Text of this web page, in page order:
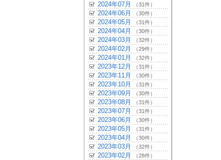
2024年07月 （31件）
2024年06月 （30件）
2024年05月 （31件）
2024年04月 （30件）
2024年03月 （32件）
2024年02月 （29件）
2024年01月 （32件）
2023年12月 （31件）
2023年11月 （30件）
2023年10月 （31件）
2023年09月 （30件）
2023年08月 （31件）
2023年07月 （31件）
2023年06月 （30件）
2023年05月 （31件）
2023年04月 （30件）
2023年03月 （32件）
2023年02月 （28件）